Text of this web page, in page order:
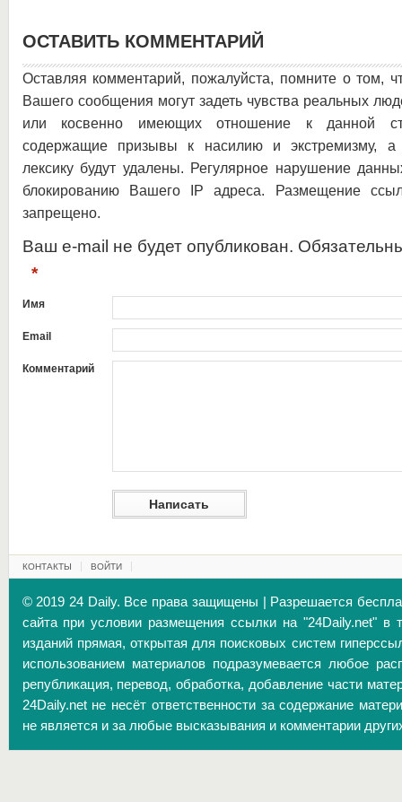
ОСТАВИТЬ КОММЕНТАРИЙ
Оставляя комментарий, пожалуйста, помните о том,
Вашего сообщения могут задеть чувства реальных
или косвенно имеющих отношение к данной
содержащие призывы к насилию и экстремизму, а
лексику будут удалены. Регулярное нарушение
блокированию Вашего IP адреса. Размещение
запрещено.
Ваш e-mail не будет опубликован.
*
Имя
Email
Комментарий
КОНТАКТЫ ВОЙТИ
© 2019 24 Daily. Все права защищены | Разрешается
сайта при условии размещения ссылки на "24Daily.net" в
изданий прямая, открытая для поисковых систем
использованием материалов подразумевается любое
републикация, перевод, обработка, добавление части
24Daily.net не несёт ответственности за содержание
не является и за любые высказывания и комментарии